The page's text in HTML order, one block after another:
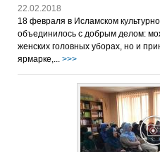
22.02.2018
18 февраля в Исламском
объединилось с добрым делом:
женских головных уборах, но и
ярмарке,... >>>